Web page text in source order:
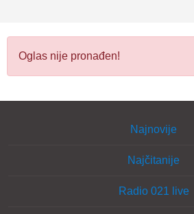
Oglas nije pronađen!
Najnovije
Najčitanije
Radio 021 live